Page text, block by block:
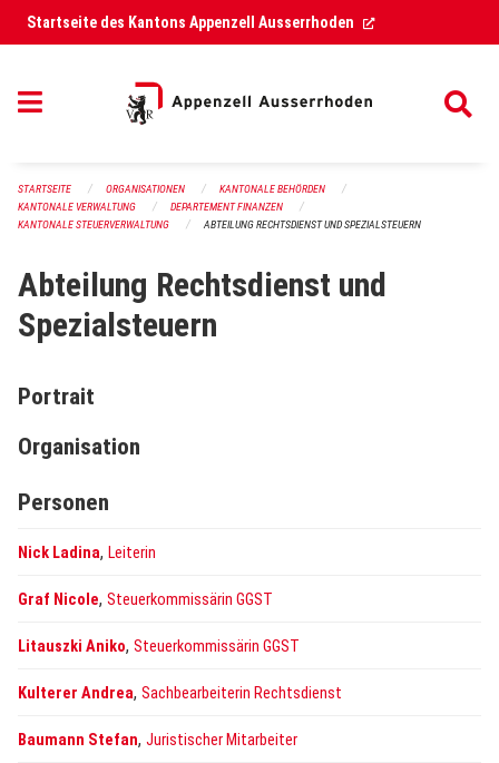
Navigation überspringen
Startseite des Kantons Appenzell Ausserrhoden (External Link)
STARTSEITE ORGANISATIONEN
KANTONALE BEHÖRDEN
KANTONALE VERWALTUNG
DEPARTEMENT FINANZEN
KANTONALE STEUERVERWALTUNG
ABTEILUNG RECHTSDIENST UND SPEZIALSTEUERN
Abteilung Rechtsdienst und
Spezialsteuern
Portrait
Organisation
Personen
Nick Ladina, Leiterin
Graf Nicole, Steuerkommissärin GGST
Litauszki Aniko, Steuerkommissärin GGST
Kulterer Andrea, Sachbearbeiterin Rechtsdienst
Baumann Stefan, Juristischer Mitarbeiter